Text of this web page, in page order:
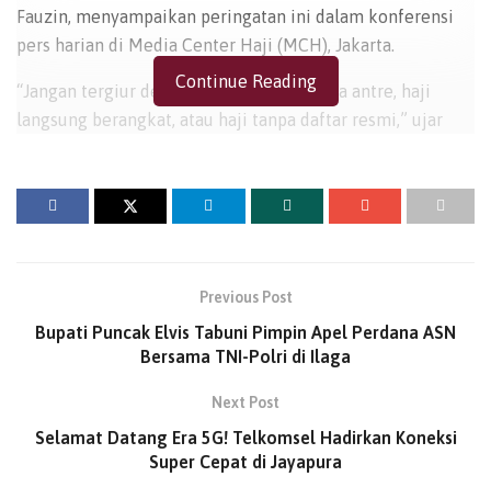
Fauzin, menyampaikan peringatan ini dalam konferensi
pers harian di Media Center Haji (MCH), Jakarta.
“Jangan tergiur dengan tawaran haji tanpa antre, haji
langsung berangkat, atau haji tanpa daftar resmi,” ujar
Fauzin menekankan bahwa satu-satunya visa yang sah
untuk melaksanakan ibadah haji adalah visa haji resmi
“Siapa pun yang tertangkap berhaji tanpa menggunakan
penahanan, deportasi, hingga larangan masuk ke Arab
Saudi selama beberapa tahun ke depan,” tegasnya.
Continue Reading
Previous Post
Bupati Puncak Elvis Tabuni Pimpin Apel Perdana ASN
Bersama TNI-Polri di Ilaga
Next Post
Selamat Datang Era 5G! Telkomsel Hadirkan Koneksi
Super Cepat di Jayapura